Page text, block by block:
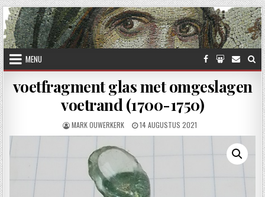
Skip to content
MENU
voetfragment glas met omgeslagen
voetrand (1700-1750)
AUTHOR:
MARK OUWERKERK PUBLISHED DATE:
14 AUGUSTUS 2021